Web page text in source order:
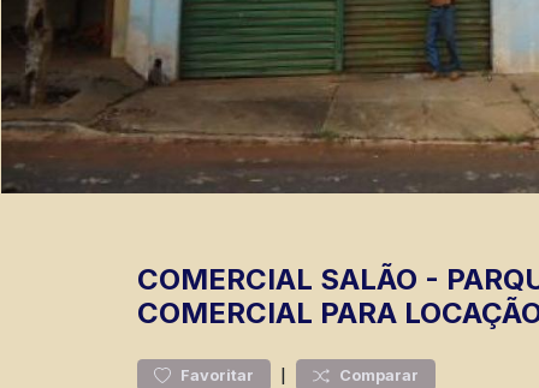
COMERCIAL SALÃO -
COMERCIAL PARA
Favoritar | Comparar